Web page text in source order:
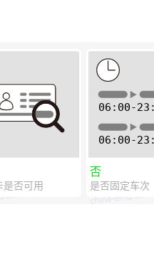
是否可用
否
是否固定车次